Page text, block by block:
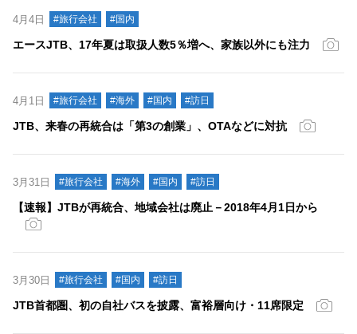
4月4日 #旅行会社 #国内
エースJTB、17年夏は取扱人数5％増へ、家族以外にも注力
4月1日 #旅行会社 #海外 #国内 #訪日
JTB、来春の再統合は「第3の創業」、OTAなどに対抗
3月31日 #旅行会社 #海外 #国内 #訪日
【速報】JTBが再統合、地域会社は廃止－2018年4月1日から
3月30日 #旅行会社 #国内 #訪日
JTB首都圏、初の自社バスを披露、富裕層向け・11席限定